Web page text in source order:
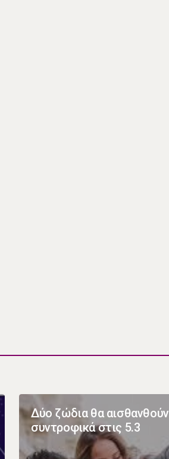
Δύο ζώδια θα αισθανθούν
συντροφικά στις 5.3